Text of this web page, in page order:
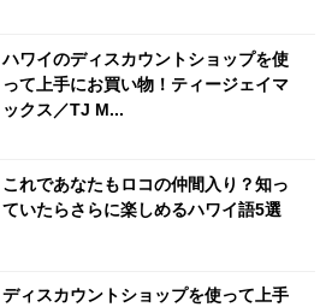
ハワイのディスカウントショップを使
って上手にお買い物！ティージェイマ
ックス／TJ M...
これであなたもロコの仲間入り？知っ
ていたらさらに楽しめるハワイ語5選
ディスカウントショップを使って上手